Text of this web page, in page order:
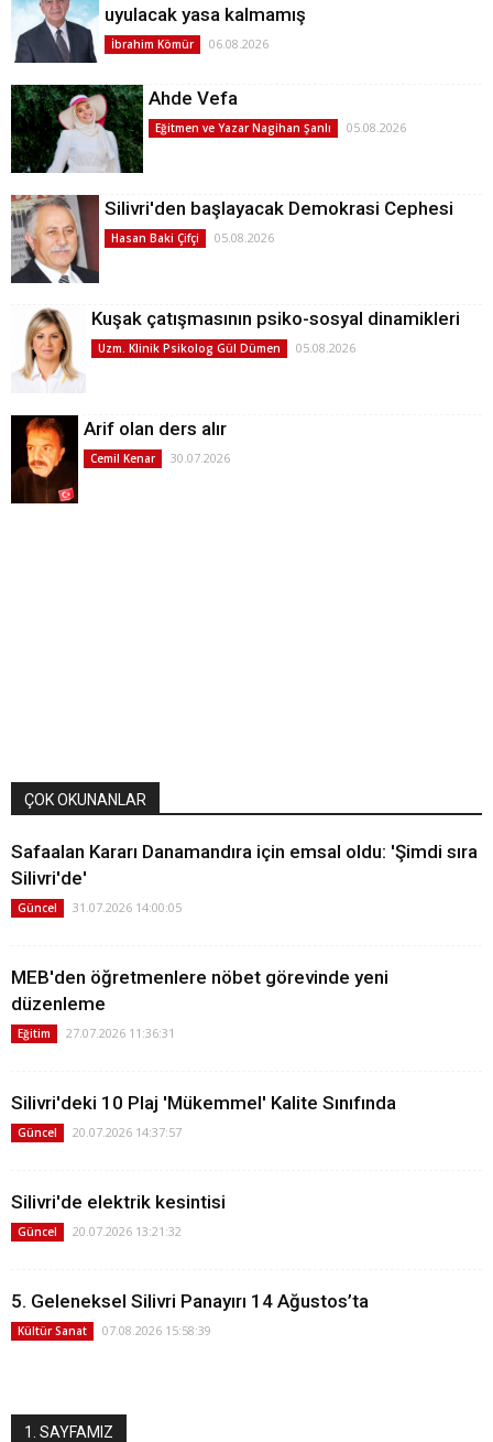
uyulacak yasa kalmamış
İbrahim Kömür 06.08.2026
Ahde Vefa
Eğitmen ve Yazar Nagihan Şanlı 05.08.2026
Silivri'den başlayacak Demokrasi Cephesi
Hasan Baki Çifçi 05.08.2026
Kuşak çatışmasının psiko-sosyal dinamikleri
Uzm. Klinik Psikolog Gül Dümen 05.08.2026
Arif olan ders alır
Cemil Kenar 30.07.2026
ÇOK OKUNANLAR
Safaalan Kararı Danamandıra için emsal oldu: 'Şimdi sıra
Silivri'de'
Güncel 31.07.2026 14:00:05
MEB'den öğretmenlere nöbet görevinde yeni
düzenleme
Eğitim 27.07.2026 11:36:31
Silivri'deki 10 Plaj 'Mükemmel' Kalite Sınıfında
Güncel 20.07.2026 14:37:57
Silivri'de elektrik kesintisi
Güncel 20.07.2026 13:21:32
5. Geleneksel Silivri Panayırı 14 Ağustos’ta
Kültür Sanat 07.08.2026 15:58:39
1. SAYFAMIZ